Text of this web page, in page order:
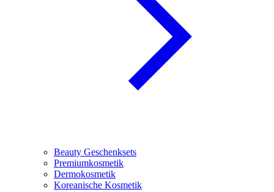
Beauty Geschenksets
Premiumkosmetik
Dermokosmetik
Koreanische Kosmetik